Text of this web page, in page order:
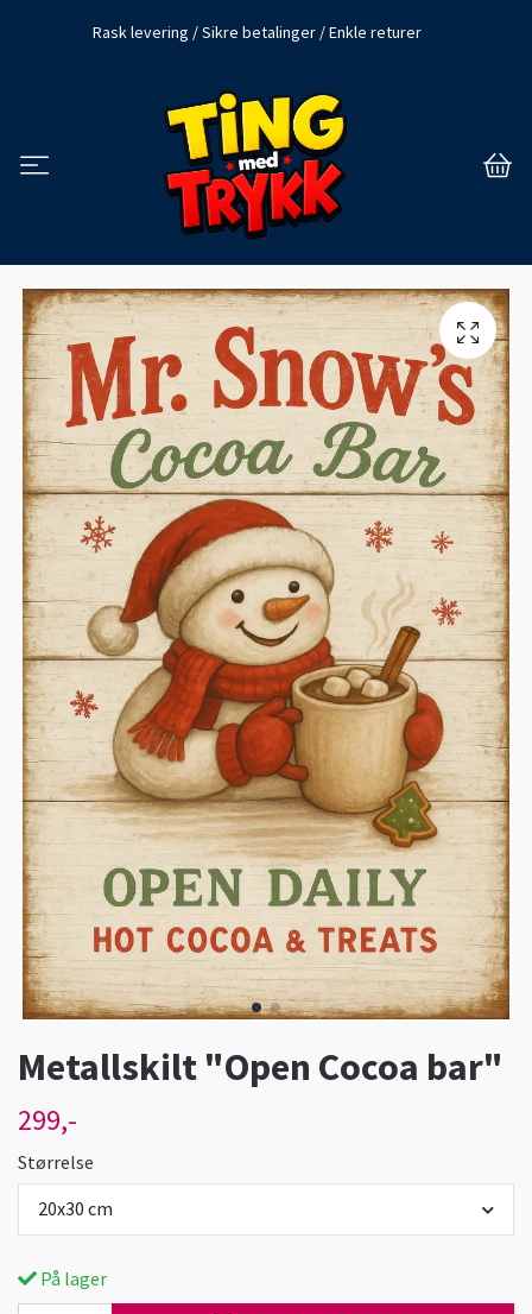
Rask levering / Sikre betalinger / Enkle returer
Metallskilt "Open Cocoa bar"
299,-
Størrelse
20x30 cm
På lager